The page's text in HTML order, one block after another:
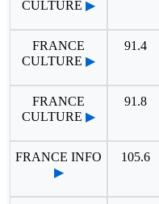
CULTURE ▶
FRANCE
CULTURE ▶
91.4
FRANCE
CULTURE ▶
91.8
FRANCE INFO
▶
105.6